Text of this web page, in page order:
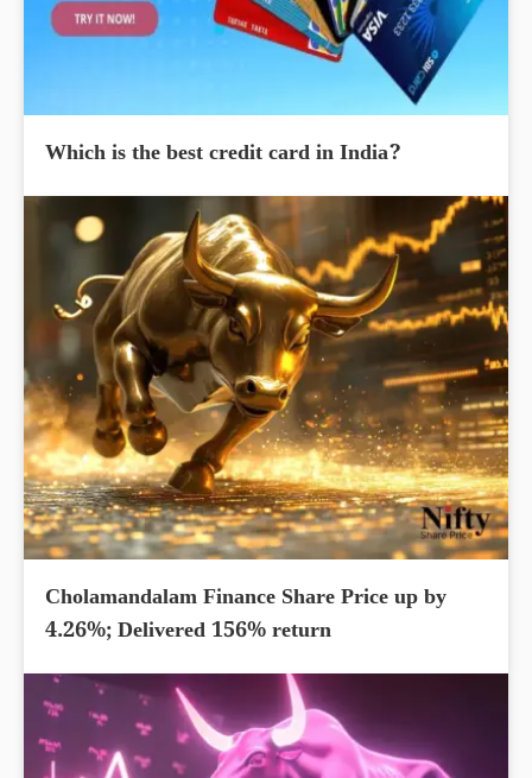
Which is the best credit card in India?
Cholamandalam Finance Share Price up by
4.26%; Delivered 156% return